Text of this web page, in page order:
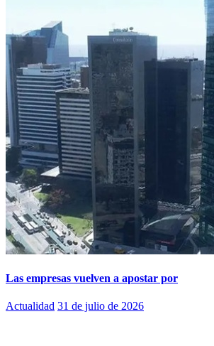
Las empresas vuelven a apostar por
Actualidad 31 de julio de 2026